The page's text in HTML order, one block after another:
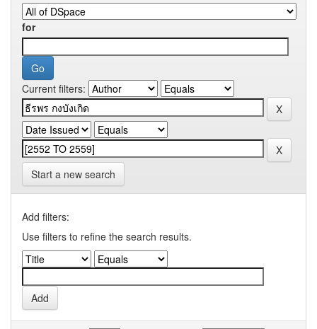
for
Current filters:
Start a new search
Add filters:
Use filters to refine the search results.